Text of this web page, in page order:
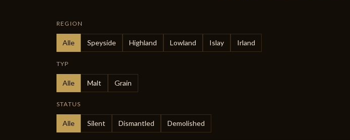
REGION
Alle Speyside Highland Lowland Islay Irland
TYP
Alle Malt Grain
STATUS
Alle Silent Dismantled Demolished